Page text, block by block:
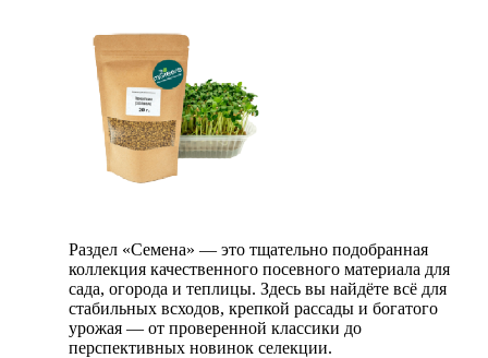
Раздел «Семена» — это тщательно подобранная
коллекция качественного посевного материала для
сада, огорода и теплицы. Здесь вы найдёте всё для
стабильных всходов, крепкой рассады и богатого
урожая — от проверенной классики до
перспективных новинок селекции.